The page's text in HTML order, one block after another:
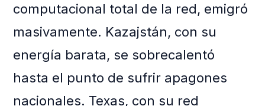
computacional total de la red, emigró
masivamente. Kazajstán, con su
energía barata, se sobrecalentó
hasta el punto de sufrir apagones
nacionales. Texas, con su red